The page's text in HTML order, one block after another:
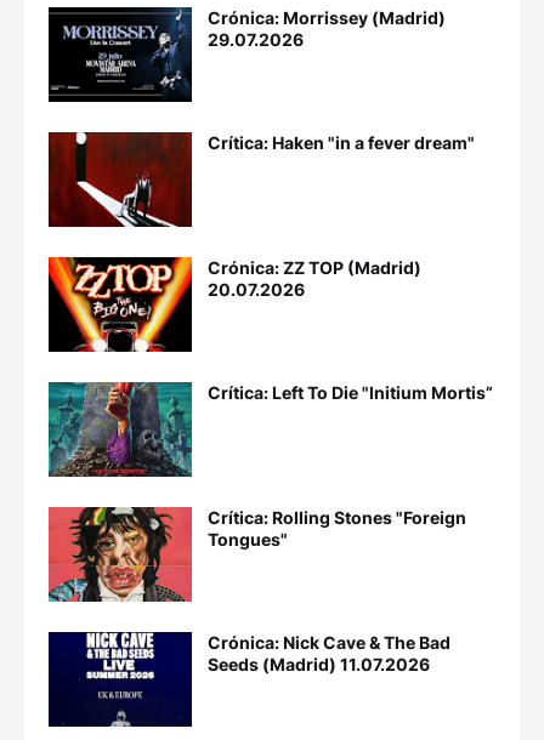
Crónica: Morrissey (Madrid)
29.07.2026
Crítica: Haken "in a fever dream"
Crónica: ZZ TOP (Madrid)
20.07.2026
Crítica: Left To Die "Initium Mortis”
Crítica: Rolling Stones "Foreign
Tongues"
Crónica: Nick Cave & The Bad
Seeds (Madrid) 11.07.2026